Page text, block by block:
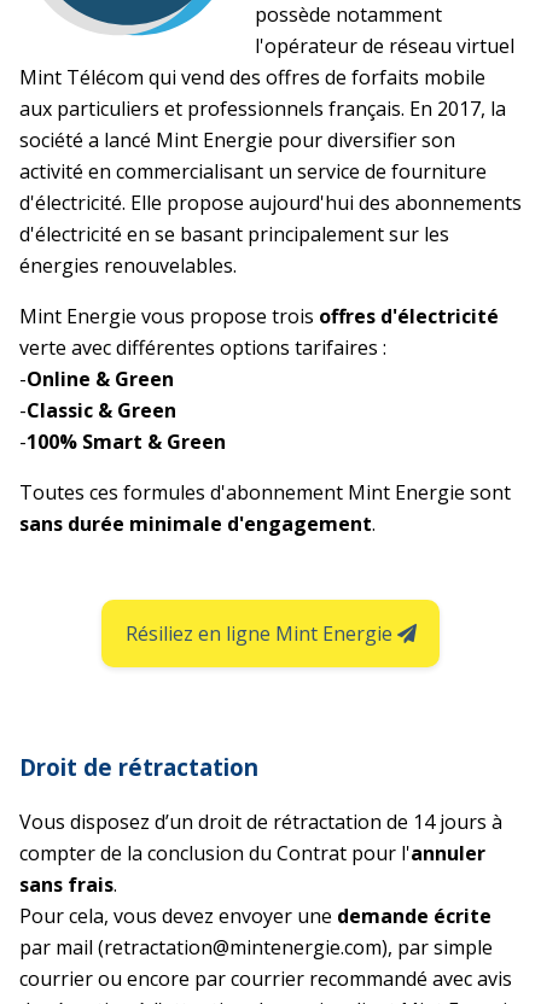
possède notamment
l'opérateur de réseau virtuel
Mint Télécom qui vend des offres de forfaits mobile
aux particuliers et professionnels français. En 2017, la
société a lancé Mint Energie pour diversifier son
activité en commercialisant un service de fourniture
d'électricité. Elle propose aujourd'hui des abonnements
d'électricité en se basant principalement sur les
énergies renouvelables.
Mint Energie vous propose trois offres d'électricité
verte avec différentes options tarifaires :
-Online & Green
-Classic & Green
-100% Smart & Green
Toutes ces formules d'abonnement Mint Energie sont
sans durée minimale d'engagement.
Résiliez en ligne Mint Energie
Droit de rétractation
Vous disposez d’un droit de rétractation de 14 jours à
compter de la conclusion du Contrat pour l'annuler
sans frais.
Pour cela, vous devez envoyer une demande écrite
par mail (retractation@mintenergie.com), par simple
courrier ou encore par courrier recommandé avec avis